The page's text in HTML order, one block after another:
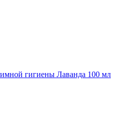
гигиены Лаванда 100 мл